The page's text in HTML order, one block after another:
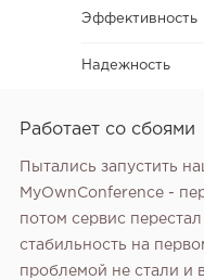
Эффективность
Надежность
Работает со сбоями
Пытались запустить
MyOwnConference -
потом сервис
стабильность на
проблемой не стали и